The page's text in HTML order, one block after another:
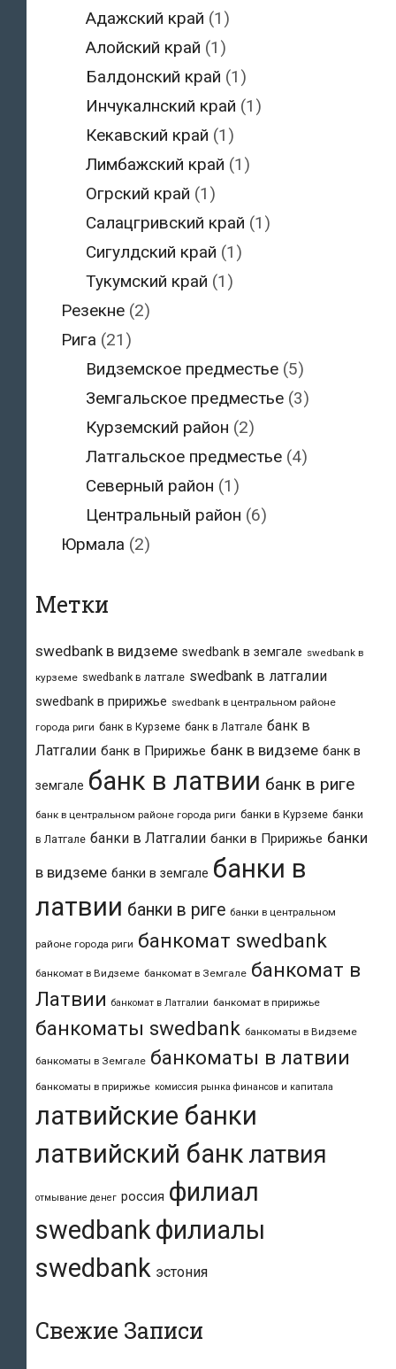
Адажский край (1)
Алойский край (1)
Балдонский край (1)
Инчукалнский край (1)
Кекавский край (1)
Лимбажский край (1)
Огрский край (1)
Салацгривский край (1)
Сигулдский край (1)
Тукумский край (1)
Резекне(2)
Рига (21)
Видземское предместье (5)
Земгальское предместье (3)
Курземский район (2)
Латгальское предместье (4)
Северный район (1)
Центральный район (6)
Юрмала (2)
Метки
swedbank в видземе swedbank в земгале swedbank в
курземе swedbank в латгале swedbank в латгалии
swedbank в пририжье swedbank в центральном районе
города риги банк в Курземе банк в Латгале банк в
Латгалии банк в Пририжье банк в видземе банк в
земгале банк в латвии банк в риге
банк в центральном районе города риги банки в Курземе банки
в Латгале банки в Латгалии банки в Пририжье банки
в видземе банки в земгале банки в
латвии банки в риге банки в центральном
районе города риги банкомат swedbank
банкомат в Видземе банкомат в Земгале банкомат в
Латвии банкомат в Латгалии банкомат в пририжье
банкоматы swedbank банкоматы в Видземе
банкоматы в Земгале банкоматы в латвии
банкоматы в пририжье комиссия рынка финансов и капитала
латвийские банки
латвийский банк латвия
отмывание денег россия филиал
swedbankфилиалы
swedbank эстония
Свежие Записи